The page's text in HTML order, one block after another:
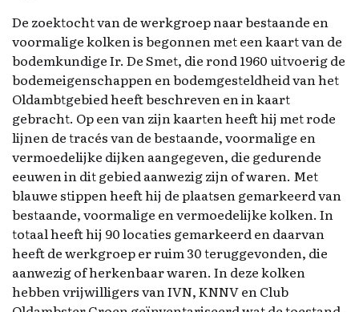
De zoektocht van de werkgroep naar bestaande en
voormalige kolken is begonnen met een kaart van de
bodemkundige Ir. De Smet, die rond 1960 uitvoerig de
bodemeigenschappen en bodemgesteldheid van het
Oldambtgebied heeft beschreven en in kaart
gebracht. Op een van zijn kaarten heeft hij met rode
lijnen de tracés van de bestaande, voormalige en
vermoedelijke dijken aangegeven, die gedurende
eeuwen in dit gebied aanwezig zijn of waren. Met
blauwe stippen heeft hij de plaatsen gemarkeerd van
bestaande, voormalige en vermoedelijke kolken. In
totaal heeft hij 90 locaties gemarkeerd en daarvan
heeft de werkgroep er ruim 30 teruggevonden, die
aanwezig of herkenbaar waren. In deze kolken
hebben vrijwilligers van IVN, KNNV en Club